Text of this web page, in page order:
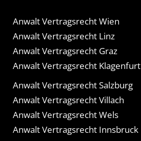
Anwalt Vertragsrecht Wien
Anwalt Vertragsrecht Linz
Anwalt Vertragsrecht Graz
Anwalt Vertragsrecht Klagenfurt
Anwalt Vertragsrecht Salzburg
Anwalt Vertragsrecht Villach
Anwalt Vertragsrecht Wels
Anwalt Vertragsrecht Innsbruck